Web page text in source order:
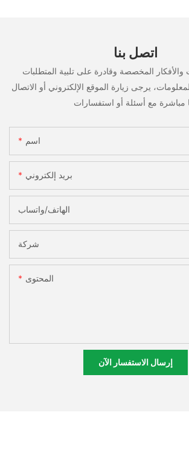
اتصل بنا
المخصصة وقادرة على تلبية المتطلبات
يرجى زيارة الموقع الإلكتروني أو الاتصال
اسم
بريد إلكتروني
الهاتف/واتساب
شركة
المحتوى
إرسال الاستفسار الآن